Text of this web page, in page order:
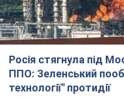
Росія стягнула під
ППО: Зеленський
технології" протидії